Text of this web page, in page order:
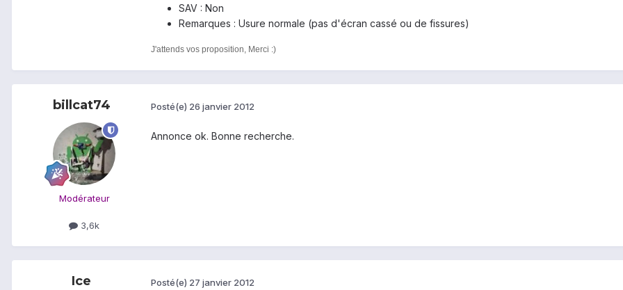
SAV : Non
Remarques : Usure normale (pas d'écran cassé ou de fissures)
J'attends vos proposition, Merci :)
billcat74
Modérateur
3,6k
Posté(e) 26 janvier 2012
Annonce ok. Bonne recherche.
Ice Posté(e) 27 janvier 2012